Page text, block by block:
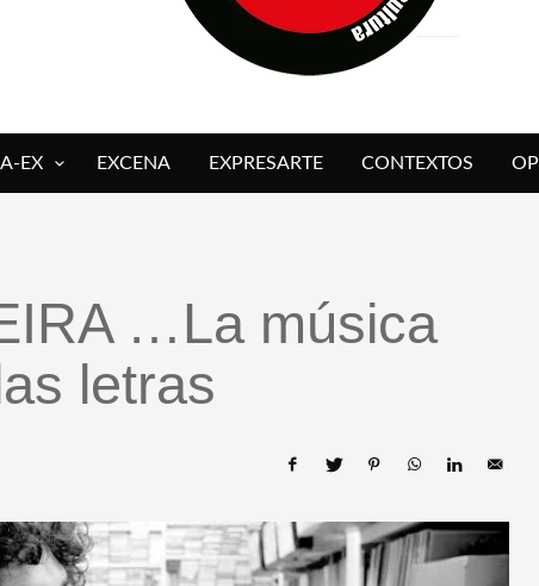
MARSHALL FLASH PRESENTA EN EXVITA [RELATIVA SENCILLEZ]
JOFRE BARDAGÍ EN EXVITA INTERPRETANDO A SERRAT
EX EXCENA EXPRESARTE CONTEXTOS
…La música
letras